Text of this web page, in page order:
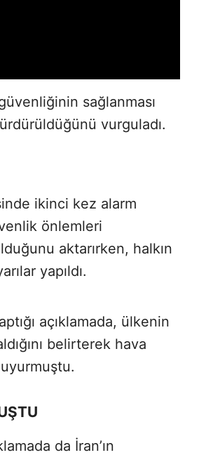
sağlanması
vurguladı.
ikinci kez alarm
önlemleri
aktarırken, halkın
yapıldı.
açıklamada, ülkenin
belirterek hava
da İran’ın